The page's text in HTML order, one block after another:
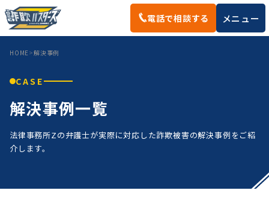
電話で相談する メニュー
HOME 解決事例
CASE
解決事例一覧
法律事務所Zの弁護士が実際に対応した詐欺被害の解決事例をご紹
介します。